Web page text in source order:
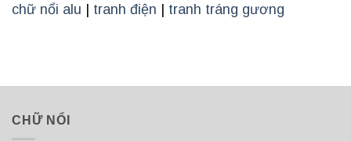
chữ nổi alu | tranh điện | tranh tráng gương
CHỮ NỔI